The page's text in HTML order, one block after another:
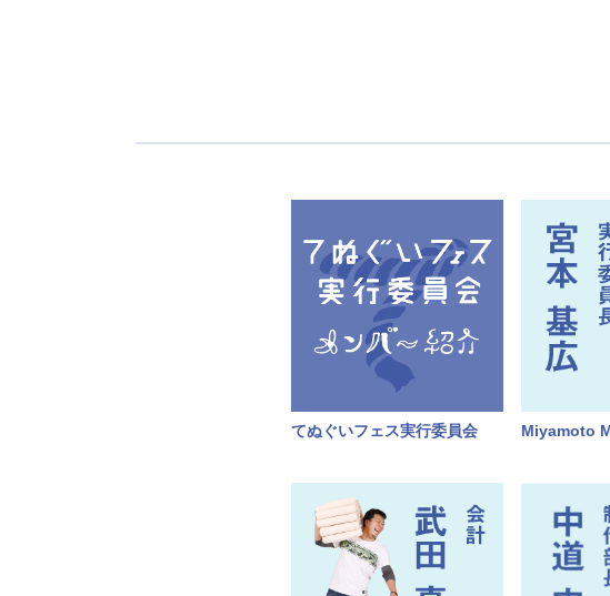
てぬぐいフェス実行委員会 Miyamoto